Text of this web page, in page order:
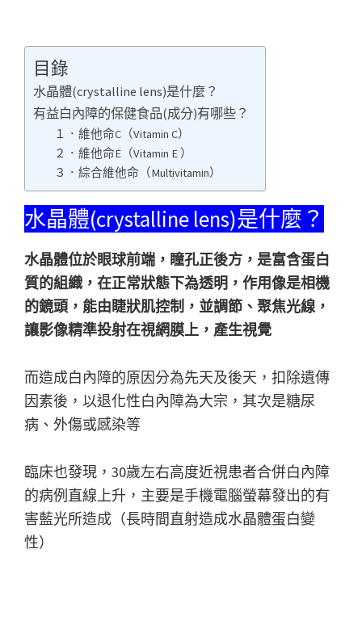
目錄
水晶體(crystalline lens)是什麼？
有益白內障的保健食品(成分)有哪些？
１．維他命C（Vitamin C）
２．維他命E（Vitamin E ）
３．綜合維他命（Multivitamin）
水晶體(crystalline lens)是什麼？
水晶體位於眼球前端，瞳孔正後方，是富含蛋白
質的組織，在正常狀態下為透明，作用像是相機
的鏡頭，能由睫狀肌控制，並調節、聚焦光線，
讓影像精準投射在視網膜上，產生視覺
而造成白內障的原因分為先天及後天，扣除遺傳
因素後，以退化性白內障為大宗，其次是糖尿
病、外傷或感染等
臨床也發現，30歲左右高度近視患者合併白內障
的病例直線上升，主要是手機電腦螢幕發出的有
害藍光所造成（長時間直射造成水晶體蛋白變
性）